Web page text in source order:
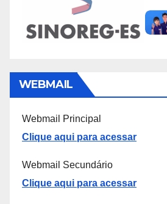
WEBMAIL
Webmail Principal
Clique aqui para acessar
Webmail Secundário
Clique aqui para acessar